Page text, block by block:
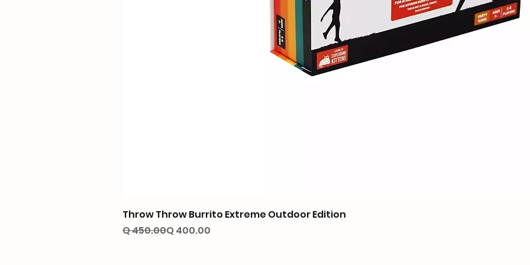
Throw Throw Burrito Extreme Outdoor Edition
Precio
Q 450.00
Precio de oferta
Q 400.00